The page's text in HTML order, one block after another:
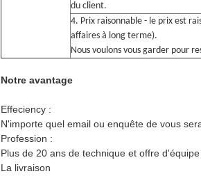
du client.
4. Prix raisonnable - le prix est
affaires à long terme).
Nous voulons vous garder pour
Notre avantage
Effeciency :
N'importe quel email ou enquête de vous
Profession :
Plus de 20 ans de technique et offre
La livraison